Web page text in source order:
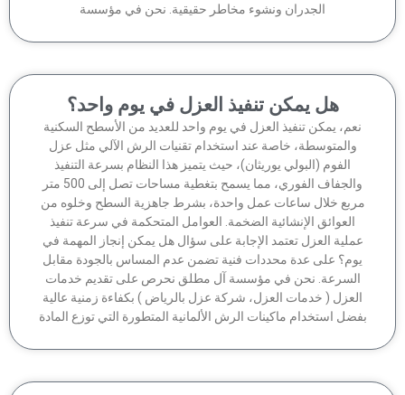
الجدران ونشوء مخاطر حقيقية. نحن في مؤسسة
هل يمكن تنفيذ العزل في يوم واحد؟
يمكن تنفيذ العزل في يوم واحد للعديد من الأسطح السكنية
والمتوسطة، خاصة عند استخدام تقنيات الرش الآلي مثل عزل
الفوم (البولي يوريثان)، حيث يتميز هذا النظام بسرعة التنفيذ
والجفاف الفوري، مما يسمح بتغطية مساحات تصل إلى 500 متر
خلال ساعات عمل واحدة، بشرط جاهزية السطح وخلوه من
العوائق الإنشائية الضخمة. العوامل المتحكمة في سرعة تنفيذ
العزل تعتمد الإجابة على سؤال هل يمكن إنجاز المهمة في
على عدة محددات فنية تضمن عدم المساس بالجودة مقابل
نحن في مؤسسة آل مطلق نحرص على تقديم خدمات
( خدمات العزل، شركة عزل بالرياض ) بكفاءة زمنية عالية
استخدام ماكينات الرش الألمانية المتطورة التي توزع المادة